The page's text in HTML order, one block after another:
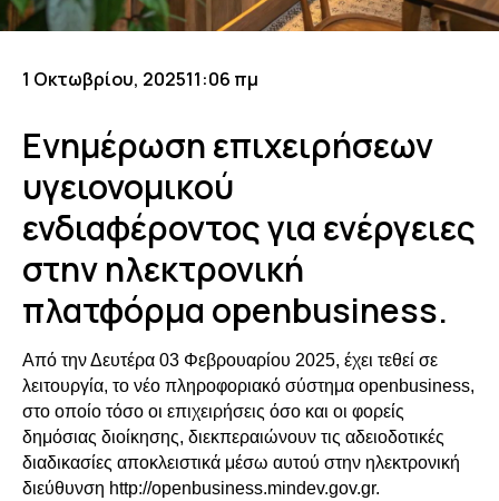
1 Οκτωβρίου, 202511:06 πμ
Ενημέρωση επιχειρήσεων
υγειονομικού
ενδιαφέροντος για ενέργειες
στην ηλεκτρονική
πλατφόρμα openbusiness.
Από την Δευτέρα 03 Φεβρουαρίου 2025, έχει τεθεί σε
λειτουργία, το νέο πληροφοριακό σύστημα openbusiness,
στο οποίο τόσο οι επιχειρήσεις όσο και οι φορείς
δημόσιας διοίκησης, διεκπεραιώνουν τις αδειοδοτικές
διαδικασίες αποκλειστικά μέσω αυτού στην ηλεκτρονική
διεύθυνση http://openbusiness.mindev.gov.gr.